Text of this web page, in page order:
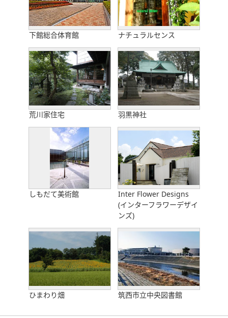
下館総合体育館 ナチュラルセンス
荒川家住宅 羽黒神社
しもだて美術館
Inter Flower Designs
(インターフラワーデザイ
ンズ)
ひまわり畑 筑西市立中央図書館